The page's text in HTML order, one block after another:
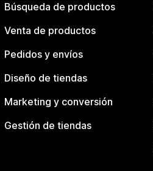
Búsqueda de productos
Venta de productos
Pedidos y envíos
Diseño de tiendas
Marketing y conversión
Gestión de tiendas